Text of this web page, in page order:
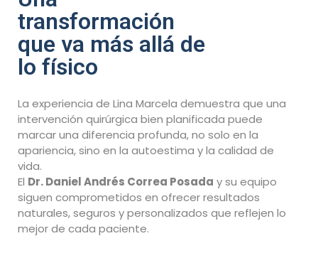
transformación
que va más allá de
lo físico
La experiencia de Lina Marcela demuestra que una
intervención quirúrgica bien planificada puede
marcar una diferencia profunda, no solo en la
apariencia, sino en la autoestima y la calidad de
vida.
El Dr. Daniel Andrés Correa Posada y su equipo
siguen comprometidos en ofrecer resultados
naturales, seguros y personalizados que reflejen lo
mejor de cada paciente.